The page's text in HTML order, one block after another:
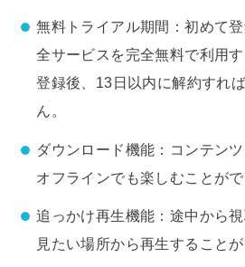
無料トライアル期間：初めて
全サービスを完全無料で利用す
登録後、13日以内に解約すれ
ん。
ダウンロード機能：コンテン
オフラインでも楽しむことがで
追っかけ再生機能：途中から視
見たい場所から再生することが